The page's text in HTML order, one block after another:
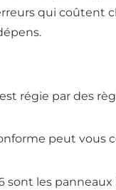
qui coûtent
régie par des
peut vous
sont les